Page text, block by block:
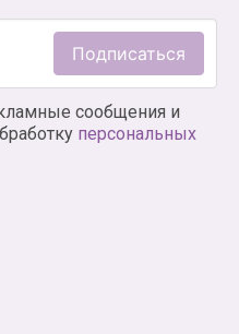
Подписаться
сообщения и
персональных